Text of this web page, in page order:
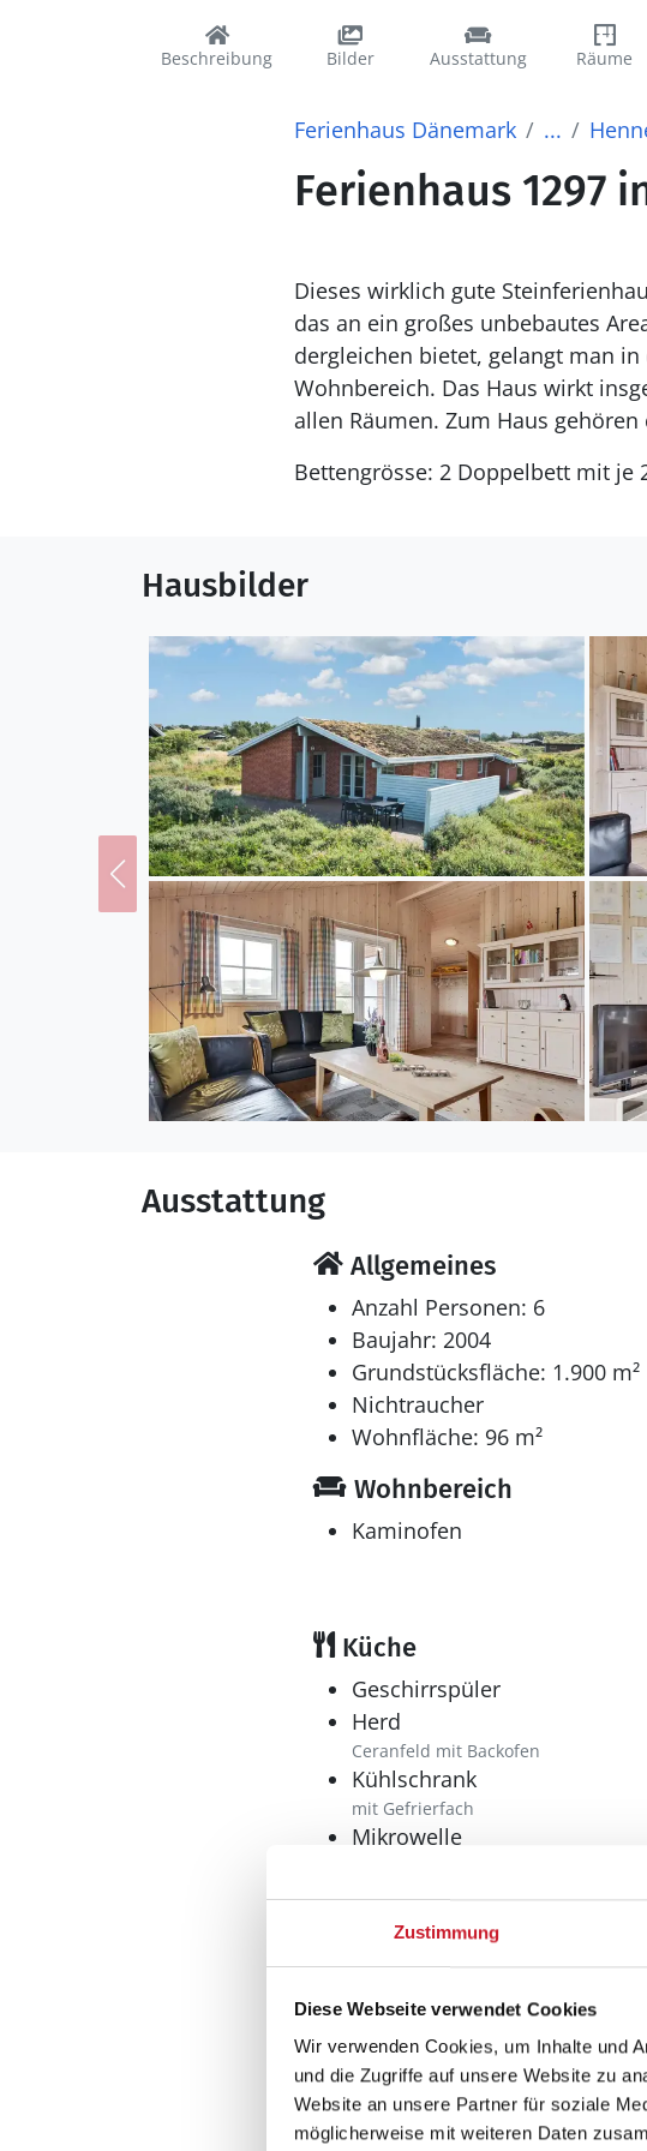
Zustimmung
Diese Webseite verwendet Cookies
Wir verwenden Cookies, um Inhalte und
und die Zugriffe auf unsere Website zu
Website an unsere Partner für soziale
möglicherweise mit weiteren Daten
Beschreibung Bilder Ausstattung Räume
Ferienhaus Dänemark ...
Ferienhaus 1297
Dieses wirklich gute
das an ein großes unbebautes
dergleichen bietet, gelangt man
Wohnbereich. Das Haus wirkt
allen Räumen. Zum Haus
Bettengrösse: 2 Doppelbett mit je
Hausbilder
Ausstattung
Allgemeines
Anzahl Personen: 6
Baujahr: 2004
Grundstücksfläche: 1.900 m²
Nichtraucher
Wohnfläche: 96 m²
Wohnbereich
Kaminofen
Küche
Geschirrspüler
Herd
Ceranfeld mit Backofen
Kühlschrank
mit Gefrierfach
Mikrowelle
Sauna